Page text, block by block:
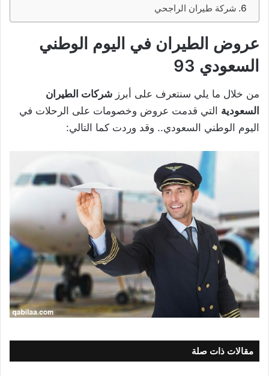
شركة طيران الراجحي
عروض الطيران في اليوم الوطني
السعودي 93
من خلال ما يلي سنتعرف على أبرز شركات الطيران
السعودية التي قدمت عروض وخصومات على الرحلات في
اليوم الوطني السعودي.. وقد وردت كما التالي:
مقالات ذات صلة